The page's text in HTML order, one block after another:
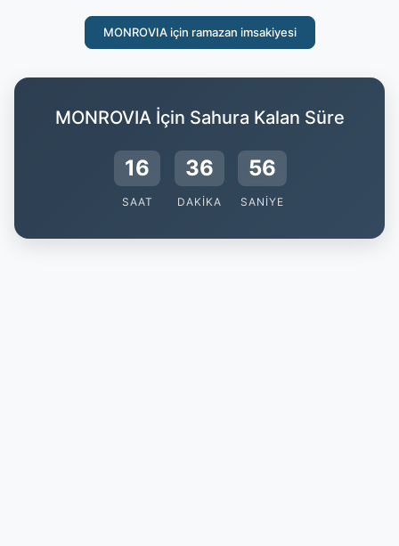
MONROVIA için ramazan imsakiyesi
MONROVIA İçin Sahura Kalan Süre
16
SAAT
36
DAKIKA
55
SANIYE